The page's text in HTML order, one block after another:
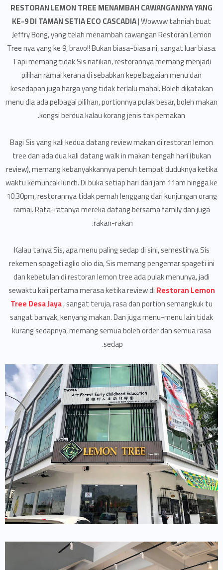
RESTORAN LEMON TREE MENAMBAH CAWANGANNYA YANG
KE-9 DI TAMAN SETIA ECO CASCADIA| Wowww tahniah buat
Jeffry Bong, yang telah menambah cawangan Restoran Lemon
Tree nya yang ke 9, bravo!! Bukan biasa-biasa ni, sangat luar biasa.
Tapi memang tidak Sis nafikan, restorannya memang menjadi
pilihan ramai kerana di sebabkan kepelbagaian menu dan
kesedapan juga harga yang tidak terlalu mahal. Boleh dikatakan
menu dia ada pelbagai pilihan, portionnya pulak besar, boleh makan
kongsi berdua kalau korang jenis tak pemakan.
Bagi Sis yang kali kedua datang review makan di restoran lemon
tree dan ada dua kali datang walk in makan tengah hari (bukan
review), memang kebanyakkannya penuh tempat duduknya ketika
waktu kemuncak lunch. Di buka setiap hari dari jam 11am hingga ke
10.30pm, restorannya tidak pernah lenggang dari kunjungan orang
ramai. Rata-ratanya mereka datang bersama family dan juga
rakan-rakan.
Kalau tanya Sis, apa menu paling sedap di sini, semestinya Sis
rekemen spageti aglio olio dia, Sis memang pengemar spageti ini
dan kebetulan di restoran lemon tree ada pulak menunya, jadi
sewaktu kali pertama merasa ketika review diRestoran Lemon
Tree Desa Jaya, sangat teruja, rasa dan portion semangkuk tu
sangat banyak, kenyang makan. Dan juga menu-menu lain tidak
kurang sedapnya, memang semua boleh order dan semua rasa
sedap.